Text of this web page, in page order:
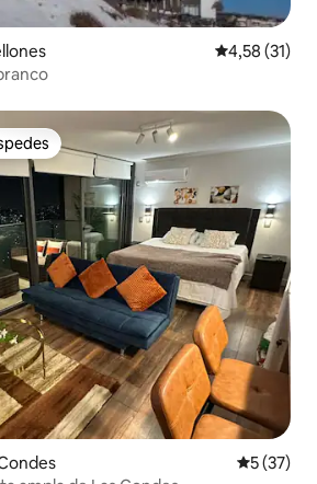
4,58 de uma
4,58 (31)
dos hóspedes
5 de uma
5 (37)